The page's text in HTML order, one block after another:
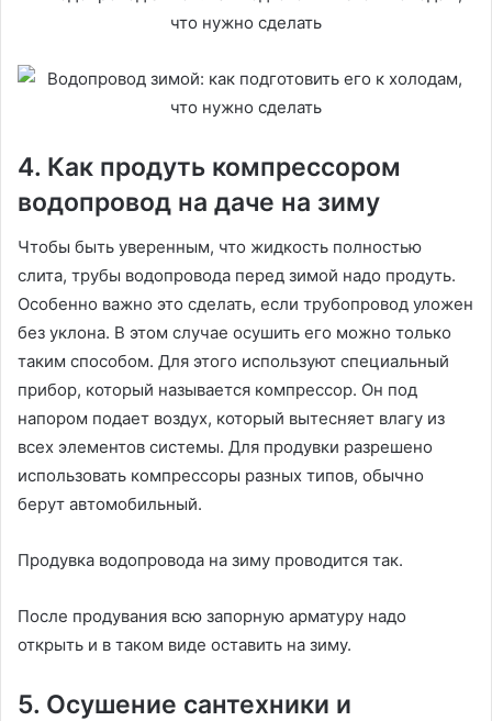
4. Как продуть компрессором
водопровод на даче на зиму
Чтобы быть уверенным, что жидкость полностью
слита, трубы водопровода перед зимой надо продуть.
Особенно важно это сделать, если трубопровод уложен
без уклона. В этом случае осушить его можно только
таким способом. Для этого используют специальный
прибор, который называется компрессор. Он под
напором подает воздух, который вытесняет влагу из
всех элементов системы. Для продувки разрешено
использовать компрессоры разных типов, обычно
берут автомобильный.
Продувка водопровода на зиму проводится так.
После продувания всю запорную арматуру надо
открыть и в таком виде оставить на зиму.
5. Осушение сантехники и